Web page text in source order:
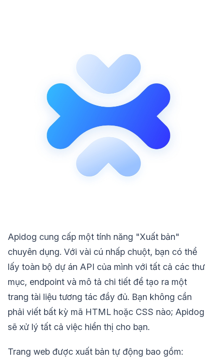
Apidog cung cấp một tính năng "Xuất bản"
chuyên dụng. Với vài cú nhấp chuột, bạn có thể
lấy toàn bộ dự án API của mình với tất cả các thư
mục, endpoint và mô tả chi tiết để tạo ra một
trang tài liệu tương tác đầy đủ. Bạn không cần
phải viết bất kỳ mã HTML hoặc CSS nào; Apidog
sẽ xử lý tất cả việc hiển thị cho bạn.
Trang web được xuất bản tự động bao gồm: